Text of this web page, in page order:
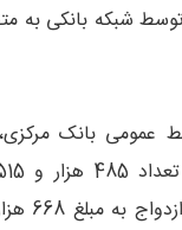
شبکه بانکی به
عمومی بانک